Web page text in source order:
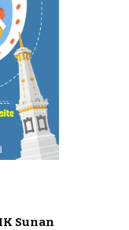
Sunan